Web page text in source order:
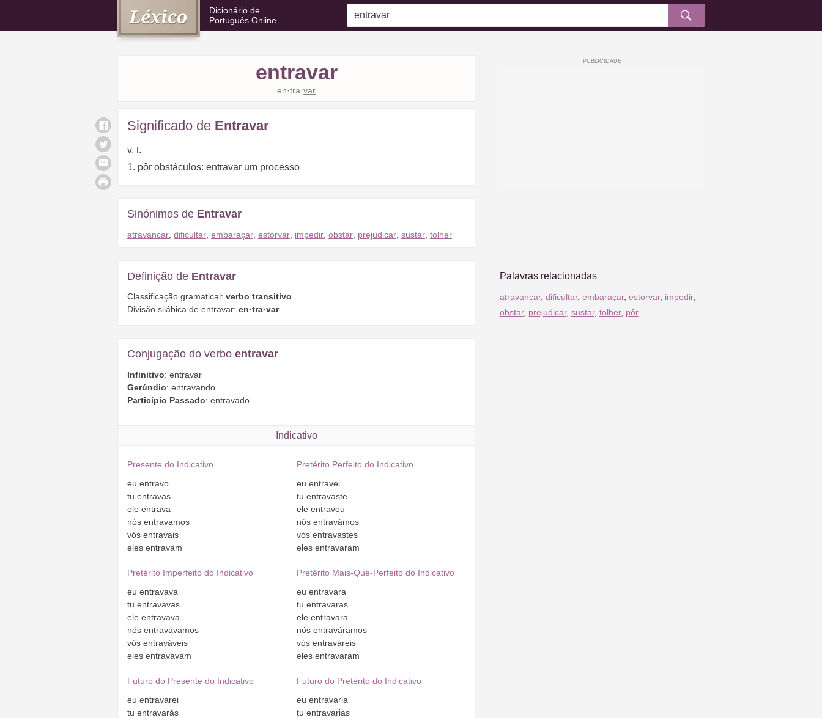
Dicionário de
Português Online
entravar
en·tra·var
Significado de Entravar
v. t.
1. pôr obstáculos: entravar um processo
Sinónimos de Entravar
atravancar dificultar embaraçar estorvar impedir obstar prejudicar sustar tolher
Definição de Entravar
Classificação gramatical: verbo transitivo
Divisão silábica de entravar: en·tra·var
Conjugação do verbo entravar
Infinitivo: entravar
Gerúndio: entravando
Particípio Passado: entravado
Indicativo
Presente do Indicativo
eu entravo
tu entravas
ele entrava
nós entravamos
vós entravais
eles entravam
Pretérito Perfeito do Indicativo
eu entravei
tu entravaste
ele entravou
nósentravámos
vósentravastes
elesentravaram
Pretérito Imperfeito do Indicativo
eu entravava
tu entravavas
ele entravava
nós entravávamos
vós entraváveis
eles entravavam
Pretérito Mais-Que-Perfeito do Indicativo
eu entravara
tu entravaras
ele entravara
nósentraváramos
vósentraváreis
elesentravaram
Futuro do Presente do Indicativo
eu entravarei
tu entravarás
Futuro do Pretérito do Indicativo
eu entravaria
tu entravarias
Palavras relacionadas
atravancar, dificultar, embaraçar, estorvar, impedir,
obstar, prejudicar, sustar, tolher, pôr